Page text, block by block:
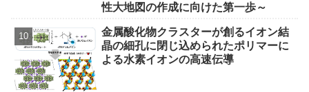
性大地図の作成に向けた第一歩～
金属酸化物クラスターが創るイオン結
晶の細孔に閉じ込められたポリマーに
よる水素イオンの高速伝導